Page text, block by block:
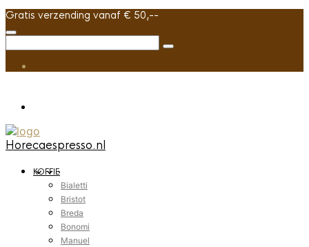
Gratis verzending vanaf € 50,--
Horecaespresso.nl
KOFFIE
Bialetti
Bristot
Breda
Bonomi
Manuel